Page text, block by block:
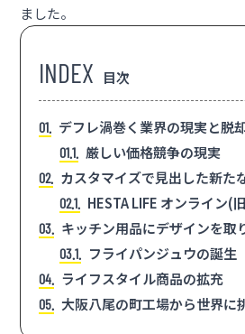
ました。
目次
1 デフレ渦巻く業界の現実と脱
1.1 厳しい価格競争の現実
2 カスタマイズで見出した新た
2.1
HESTA LIFE オンライン(
オリジナルカスタマイズを用
3 キッチン用品にデザインを取
3.1 フライパンジュウの誕生
4 ライフスタイル商品の拡充
5 大阪八尾の町工場から世界に